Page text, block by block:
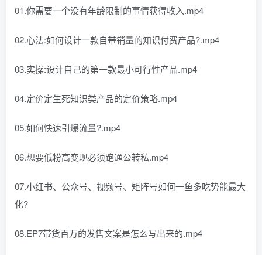
01.你需要一个没有年龄限制的事情获得收入.mp4
02.心法:如何设计一款自带销量的知识付费产品?.mp4
03.实操:设计自己的第一款最小可行性产品.mp4
04.定价定生死知识类产品的定价策略.mp4
05.如何快速引爆流量?.mp4
06.想要低粉高变现必须跑通公转私.mp4
07.小红书、公众号、视频号、矩阵号如何一鱼多吃势能最大
化?
08.EP7带货百万的发售文案是怎么写出来的.mp4